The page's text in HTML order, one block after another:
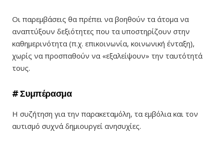
Οι παρεμβάσεις θα πρέπει να βοηθούν τα άτομα να
αναπτύξουν δεξιότητες που τα υποστηρίζουν στην
καθημερινότητα (π.χ. επικοινωνία, κοινωνική ένταξη),
χωρίς να προσπαθούν να «εξαλείψουν» την ταυτότητά
τους.
# Συμπέρασμα
Η συζήτηση για την παρακεταμόλη, τα εμβόλια και τον
αυτισμό συχνά δημιουργεί ανησυχίες.